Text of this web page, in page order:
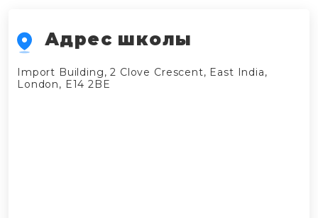
Адрес школы
Import Building, 2 Clove Crescent, East India,
London, E14 2BE